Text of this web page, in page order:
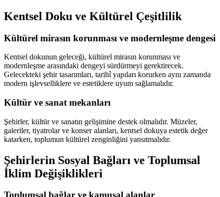
Kentsel Doku ve Kültürel Çeşitlilik
Kültürel mirasın korunması ve modernleşme dengesi
Kentsel dokunun geleceği, kültürel mirasın korunması ve
modernleşme arasındaki dengeyi sürdürmeyi gerektirecek.
Gelecekteki şehir tasarımları, tarihî yapıları korurken aynı zamanda
modern işlevselliklere ve estetiklere uyum sağlamalıdır.
Kültür ve sanat mekanları
Şehirler, kültür ve sanatın gelişimine destek olmalıdır. Müzeler,
galeriler, tiyatrolar ve konser alanları, kentsel dokuya estetik değer
katarken, toplumun kültürel zenginliğini yansıtmalıdır.
Şehirlerin Sosyal Bağları ve Toplumsal
İklim Değişiklikleri